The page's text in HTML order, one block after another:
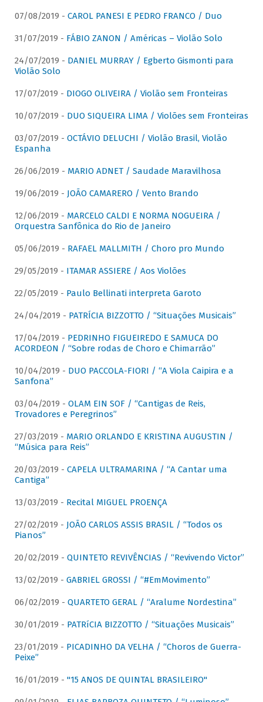
07/08/2019 - CAROL PANESI E PEDRO FRANCO / Duo
31/07/2019 - FÁBIO ZANON / Américas – Violão Solo
24/07/2019 - DANIEL MURRAY / Egberto Gismonti para
Violão Solo
17/07/2019 - DIOGO OLIVEIRA / Violão sem Fronteiras
10/07/2019 - DUO SIQUEIRA LIMA / Violões sem Fronteiras
03/07/2019 - OCTÁVIO DELUCHI / Violão Brasil, Violão
Espanha
26/06/2019 - MARIO ADNET / Saudade Maravilhosa
19/06/2019 - JOÃO CAMARERO / Vento Brando
12/06/2019 - MARCELO CALDI E NORMA NOGUEIRA /
Orquestra Sanfônica do Rio de Janeiro
05/06/2019 - RAFAEL MALLMITH / Choro pro Mundo
29/05/2019 - ITAMAR ASSIERE / Aos Violões
22/05/2019 - Paulo Bellinati interpreta Garoto
24/04/2019 - PATRÍCIA BIZZOTTO / “Situações Musicais”
17/04/2019 - PEDRINHO FIGUEIREDO E SAMUCA DO
ACORDEON / “Sobre rodas de Choro e Chimarrão”
10/04/2019 - DUO PACCOLA-FIORI / “A Viola Caipira e a
Sanfona”
03/04/2019 - OLAM EIN SOF / “Cantigas de Reis,
Trovadores e Peregrinos”
27/03/2019 - MARIO ORLANDO E KRISTINA AUGUSTIN /
“Música para Reis”
20/03/2019 - CAPELA ULTRAMARINA / “A Cantar uma
Cantiga”
13/03/2019 - Recital MIGUEL PROENÇA
27/02/2019 - JOÃO CARLOS ASSIS BRASIL / “Todos os
Pianos”
20/02/2019 - QUINTETO REVIVÊNCIAS / “Revivendo Victor”
13/02/2019 - GABRIEL GROSSI / “#EmMovimento”
06/02/2019 - QUARTETO GERAL / “Aralume Nordestina”
30/01/2019 - PATRíCIA BIZZOTTO / “Situações Musicais”
23/01/2019 - PICADINHO DA VELHA / “Choros de Guerra-
Peixe”
16/01/2019 - "15 ANOS DE QUINTAL BRASILEIRO"